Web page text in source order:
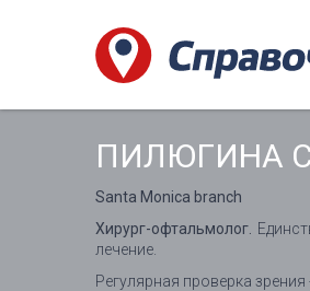
ПИЛЮГИНА
Santa Monica branch
Хирург-офтальмолог.
лечение.
Регулярная проверка